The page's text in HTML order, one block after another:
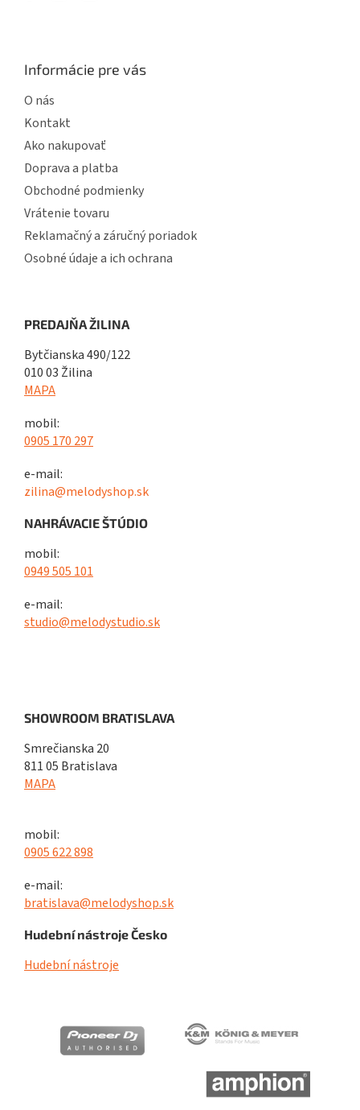
Informácie pre vás
O nás
Kontakt
Ako nakupovať
Doprava a platba
Obchodné podmienky
Vrátenie tovaru
Reklamačný a záručný poriadok
Osobné údaje a ich ochrana
PREDAJŇA ŽILINA
Bytčianska 490/122
010 03 Žilina
MAPA
mobil:
0905 170 297
e-mail:
zilina@melodyshop.sk
NAHRÁVACIE ŠTÚDIO
mobil:
0949 505 101
e-mail:
studio@melodystudio.sk
SHOWROOM BRATISLAVA
Smrečianska 20
811 05 Bratislava
MAPA
mobil:
0905 622 898
e-mail:
bratislava@melodyshop.sk
Hudební nástroje Česko
Hudební nástroje